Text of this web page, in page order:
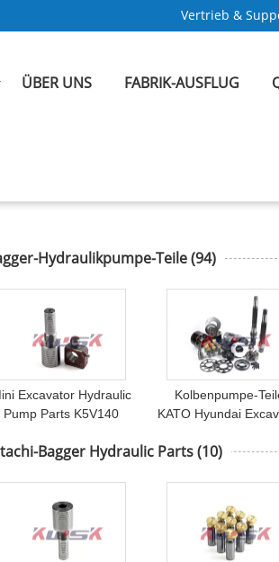
Vertrieb &
ÜBER UNS FABRIK-AUSFLUG
Hydraulikpumpe-Teile (94)
Excavator Hydraulic
Pump Parts K5V140
Screw Set kippend
Kolbenpumpe-
KATO Hyundai
hydraulische
Bagger Hydraulic Parts (10)